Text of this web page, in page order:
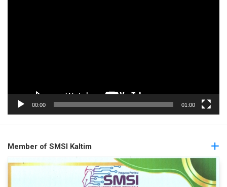
00:00 01:00
Member of SMSI Kaltim